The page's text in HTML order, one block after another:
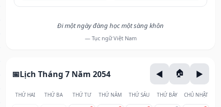
Đi một ngày đàng học một sàng khôn
— Tục ngữ Việt Nam
Lịch Tháng 7 Năm 2054
THỨ HAI THỨ BA THỨ TƯ THỨ NĂM THỨ SÁU THỨ BẢY CHỦ NHẬT